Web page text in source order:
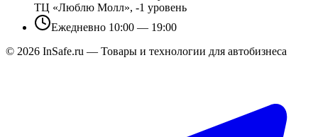
ТЦ «Люблю Молл», -1 уровень
Ежедневно 10:00 — 19:00
© 2026 InSafe.ru — Товары и технологии для автобизнеса